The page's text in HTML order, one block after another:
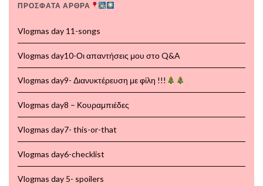
ΠΡΟΣΦΑΤΑ ΑΡΘΡΑ
Vlogmas day 11-songs
Vlogmas day10-Οι απαντήσεις μου στο Q&A
Vlogmas day9- Διανυκτέρευση με φίλη !!!
Vlogmas day8 – Κουραμπιέδες
Vlogmas day7- this-or-that
Vlogmas day6-checklist
Vlogmas day 5- spoilers